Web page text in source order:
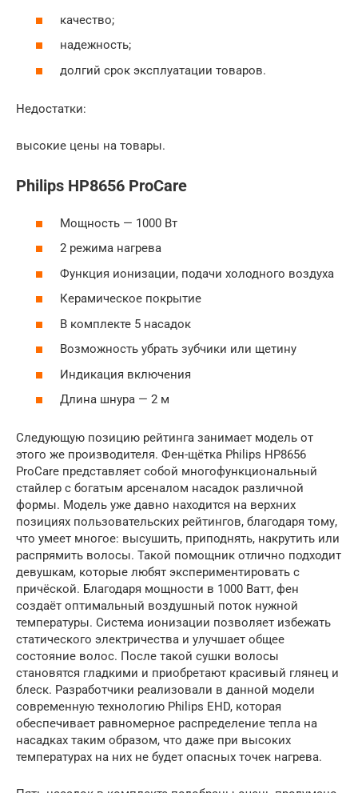
качество;
надежность;
долгий срок эксплуатации товаров.
Недостатки:
высокие цены на товары.
Philips HP8656 ProCare
Мощность — 1000 Вт
2 режима нагрева
Функция ионизации, подачи холодного воздуха
Керамическое покрытие
В комплекте 5 насадок
Возможность убрать зубчики или щетину
Индикация включения
Длина шнура — 2 м
Следующую позицию рейтинга занимает модель от
этого же производителя. Фен-щётка Philips HP8656
ProCare представляет собой многофункциональный
стайлер с богатым арсеналом насадок различной
формы. Модель уже давно находится на верхних
позициях пользовательских рейтингов, благодаря тому,
что умеет многое: высушить, приподнять, накрутить или
распрямить волосы. Такой помощник отлично подходит
девушкам, которые любят экспериментировать с
причёской. Благодаря мощности в 1000 Ватт, фен
создаёт оптимальный воздушный поток нужной
температуры. Система ионизации позволяет избежать
статического электричества и улучшает общее
состояние волос. После такой сушки волосы
становятся гладкими и приобретают красивый глянец и
блеск. Разработчики реализовали в данной модели
современную технологию Philips EHD, которая
обеспечивает равномерное распределение тепла на
насадках таким образом, что даже при высоких
температурах на них не будет опасных точек нагрева.